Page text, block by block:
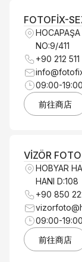
FOTOFİX-
NO:9/411
+90 212 511
09:00-19:00
前往商店
VİZÖR FOTO
HOBYAR
HANI D:108
+90 850
09:00-19:00
前往商店